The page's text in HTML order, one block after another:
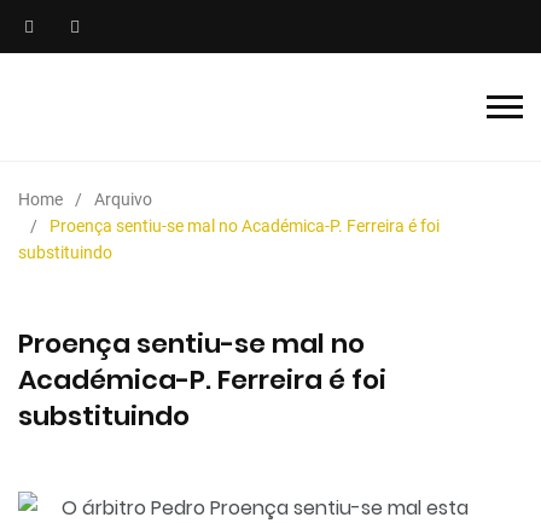
Home
Arquivo
Proença sentiu-se mal no Académica-P. Ferreira é foi
substituindo
Proença sentiu-se mal no
Académica-P. Ferreira é foi
substituindo
O árbitro Pedro Proença sentiu-se mal esta